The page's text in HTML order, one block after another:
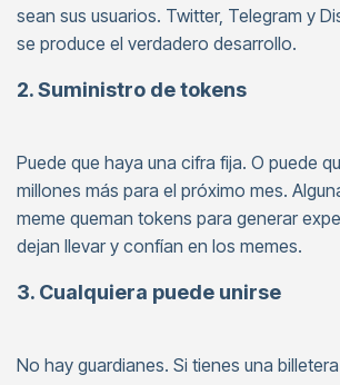
sean sus usuarios. Twitter, Telegram y
se produce el verdadero desarrollo.
2. Suministro de tokens
Puede que haya una cifra fija. O puede
millones más para el próximo mes.
meme queman tokens para generar
dejan llevar y confían en los memes.
3. Cualquiera puede unirse
No hay guardianes. Si tienes una